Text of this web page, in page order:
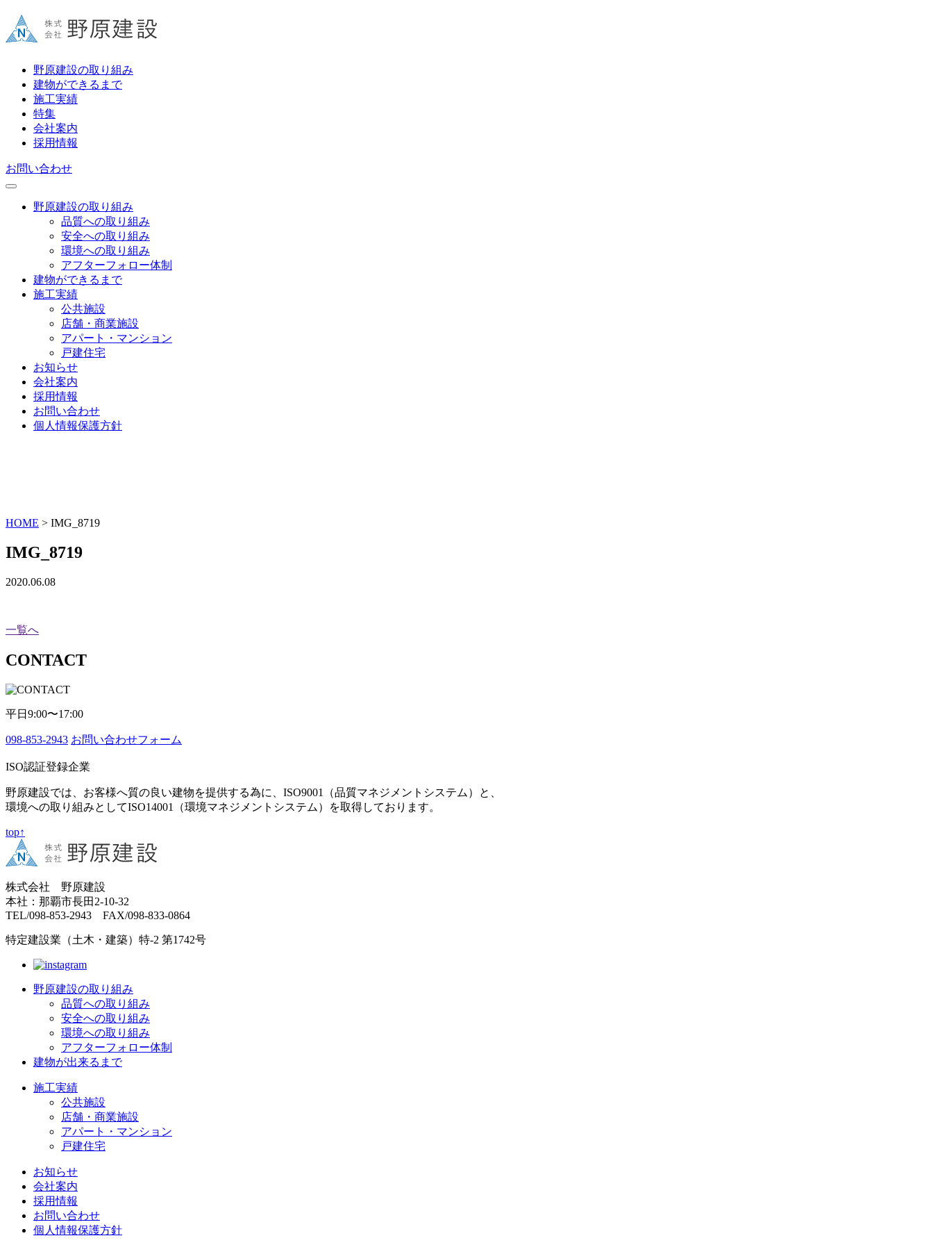
野原建設の取り組み
建物ができるまで
施工実績
特集
会社案内
採用情報
お問い合わせ
野原建設の取り組み
品質への取り組み
安全への取り組み
環境への取り組み
アフターフォロー体制
建物ができるまで
施工実績
公共施設
店舗・商業施設
アパート・マンション
戸建住宅
お知らせ
会社案内
採用情報
お問い合わせ
個人情報保護方針
HOME > IMG_8719
IMG_8719
2020.06.08
一覧へ
CONTACT
平日9:00〜17:00
098-853-2943 お問い合わせフォーム
ISO認証登録企業
野原建設では、お客様へ質の良い建物を提供する為に、ISO9001（品質マネジメントシステム）と、
環境への取り組みとしてISO14001（環境マネジメントシステム）を取得しております。
top↑
株式会社 野原建設
本社：那覇市長田2-10-32
TEL/098-853-2943 FAX/098-833-0864
特定建設業（土木・建築）特-2 第1742号
野原建設の取り組み
品質への取り組み
安全への取り組み
環境への取り組み
アフターフォロー体制
建物が出来るまで
施工実績
公共施設
店舗・商業施設
アパート・マンション
戸建住宅
お知らせ
会社案内
採用情報
お問い合わせ
個人情報保護方針